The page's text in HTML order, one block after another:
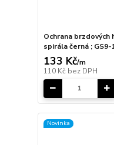
Ochrana
spirála černá ; GS9-
133 Kč/m
110 Kč bez DPH
Novinka